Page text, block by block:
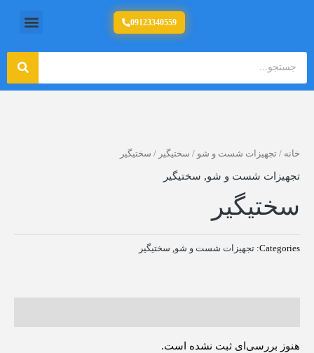
09123340559 منو
خانه / تجهیزات شست و شو / سختیگیر / سختیگیر
تجهیزات شست و شو, سختیگیر
سختیگیر
Categories: تجهیزات شست و شو سختیگیر
هنوز بررسی‌ای ثبت نشده است.